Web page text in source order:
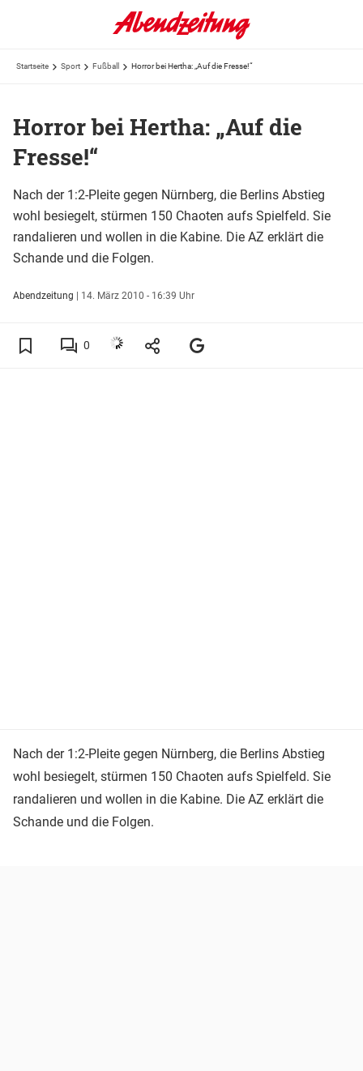
Startseite Sport Fußball Horror bei Hertha: „Auf die Fresse!“
Horror bei Hertha: „Auf die
Fresse!“
Nach der 1:2-Pleite gegen Nürnberg, die Berlins Abstieg
wohl besiegelt, stürmen 150 Chaoten aufs Spielfeld. Sie
randalieren und wollen in die Kabine. Die AZ erklärt die
Schande und die Folgen.
Abendzeitung | 14. März 2010 - 16:39 Uhr
0
Nach der 1:2-Pleite gegen Nürnberg, die Berlins Abstieg
wohl besiegelt, stürmen 150 Chaoten aufs Spielfeld. Sie
randalieren und wollen in die Kabine. Die AZ erklärt die
Schande und die Folgen.